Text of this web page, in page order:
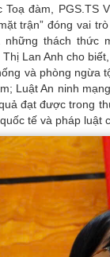
Toạ đàm, PGS.TS
trận” đóng vai
những thách thức
Thị Lan Anh cho
và phòng ngừa
Luật An ninh
đạt được trong
tế và pháp luật